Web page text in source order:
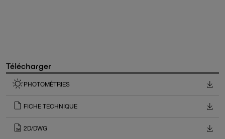
Télécharger
PHOTOMÉTRIES
FICHE TECHNIQUE
2D/DWG